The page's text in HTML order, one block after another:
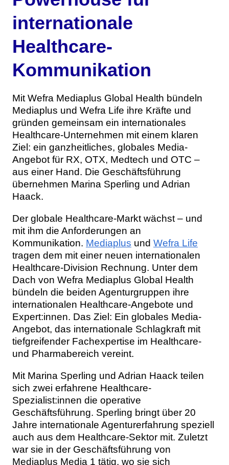
internationale
Healthcare-
Kommunikation
Mit Wefra Mediaplus Global Health bündeln
Mediaplus und Wefra Life ihre Kräfte und
gründen gemeinsam ein internationales
Healthcare-Unternehmen mit einem klaren
Ziel: ein ganzheitliches, globales Media-
Angebot für RX, OTX, Medtech und OTC –
aus einer Hand. Die Geschäftsführung
übernehmen Marina Sperling und Adrian
Haack.
Der globale Healthcare-Markt wächst – und
mit ihm die Anforderungen an
Kommunikation. Mediaplus und Wefra Life
tragen dem mit einer neuen internationalen
Healthcare-Division Rechnung. Unter dem
Dach von Wefra Mediaplus Global Health
bündeln die beiden Agenturgruppen ihre
internationalen Healthcare-Angebote und
Expert:innen. Das Ziel: Ein globales Media-
Angebot, das internationale Schlagkraft mit
tiefgreifender Fachexpertise im Healthcare-
und Pharmabereich vereint.
Mit Marina Sperling und Adrian Haack teilen
sich zwei erfahrene Healthcare-
Spezialist:innen die operative
Geschäftsführung. Sperling bringt über 20
Jahre internationale Agenturerfahrung speziell
auch aus dem Healthcare-Sektor mit. Zuletzt
war sie in der Geschäftsführung von
Mediaplus Media 1 tätig, wo sie sich